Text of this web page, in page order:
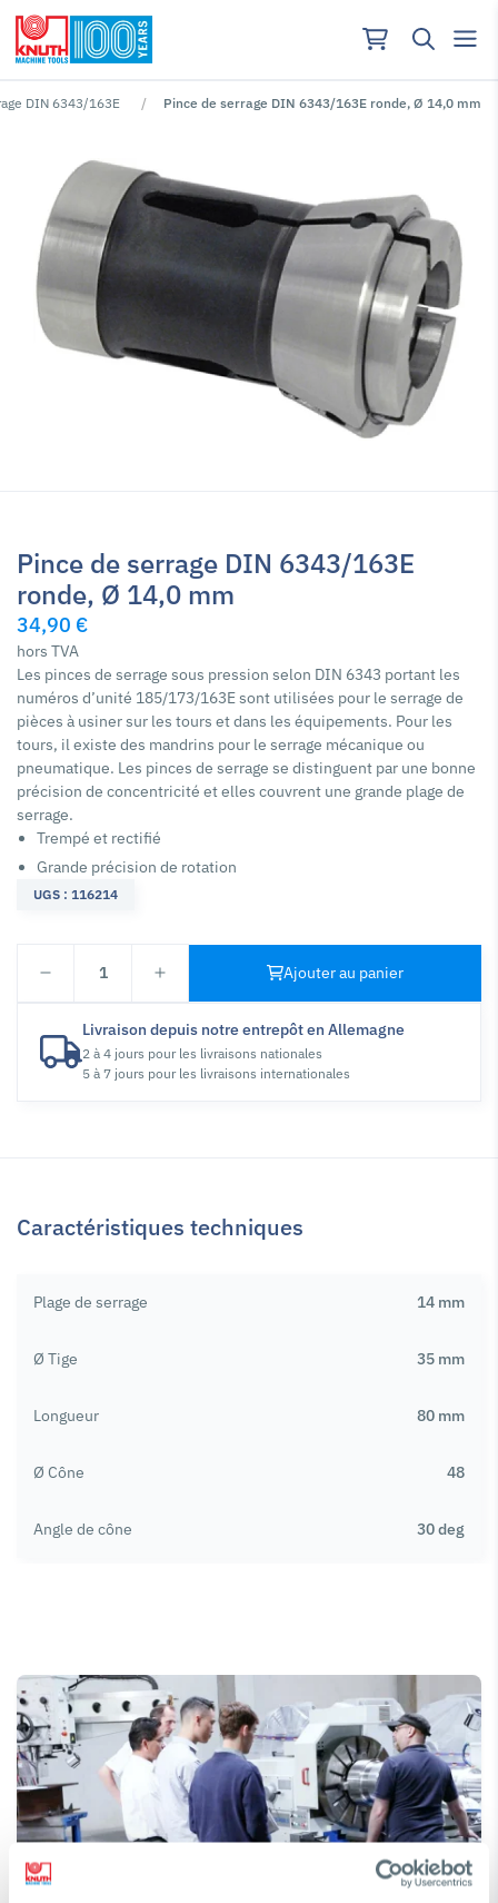
Aucun résultat pour ""
DIN 6343/163E Pince de serrage DIN 6343/163E ronde, Ø 14,0 mm
Pince de serrage DIN 6343/163E
ronde, Ø 14,0 mm
34,90 €
hors TVA
Les pinces de serrage sous pression selon DIN 6343 portant les
numéros d’unité 185/173/163E sont utilisées pour le serrage de
pièces à usiner sur les tours et dans les équipements. Pour les
tours, il existe des mandrins pour le serrage mécanique ou
pneumatique. Les pinces de serrage se distinguent par une bonne
précision de concentricité et elles couvrent une grande plage de
serrage.
Trempé et rectifié
Grande précision de rotation
UGS : 116214
1 Ajouter au panier
Livraison depuis notre entrepôt en Allemagne
2 à 4 jours pour les livraisons nationales
5 à 7 jours pour les livraisons internationales
Caractéristiques techniques
Plage de serrage 14 mm
Ø Tige 35 mm
Longueur 80 mm
Ø Cône 48
Angle de cône 30 deg